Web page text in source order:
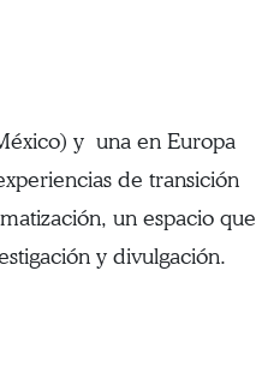
y una en Europa
de transición
un espacio que
y divulgación.